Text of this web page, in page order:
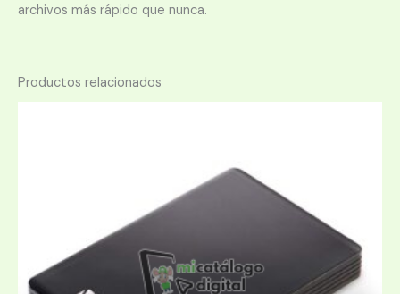
archivos más rápido que nunca.
Productos relacionados